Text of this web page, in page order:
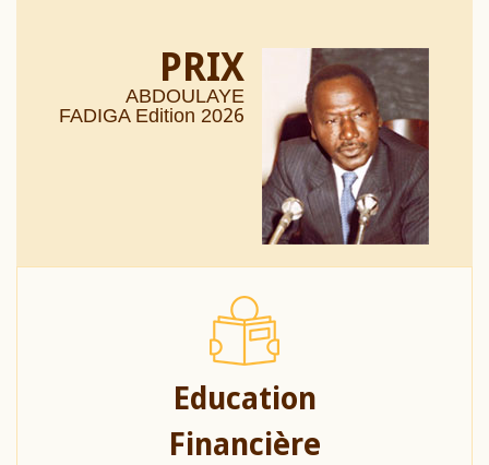
PRIX
ABDOULAYE
FADIGA Edition 2026
Education
Financière